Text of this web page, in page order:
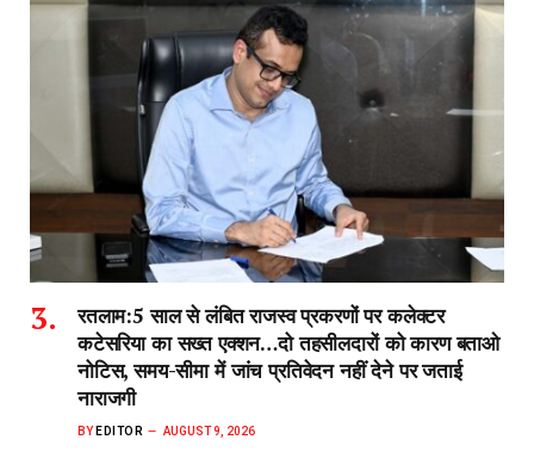
रतलाम:5 साल से लंबित राजस्व प्रकरणों पर कलेक्टर
कटेसरिया का सख्त एक्शन…दो तहसीलदारों को कारण बताओ
नोटिस, समय-सीमा में जांच प्रतिवेदन नहीं देने पर जताई
नाराजगी
BY EDITOR AUGUST 9, 2026